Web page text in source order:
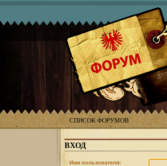
СПИСОК ФОРУМОВ
ВХОД
Имя пользователя: